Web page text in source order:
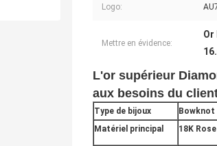
Logo:
Mettre en évidence:
Or
L'or supérieur
aux besoins du
Type de bijoux
Bowknot
Matériel principal
18K